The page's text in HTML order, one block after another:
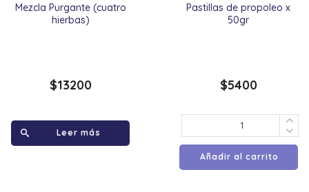
Mezcla Purgante (cuatro
hierbas)
$13200
Leer más
Pastillas de propoleo x
50gr
$5400
Añadir al carrito